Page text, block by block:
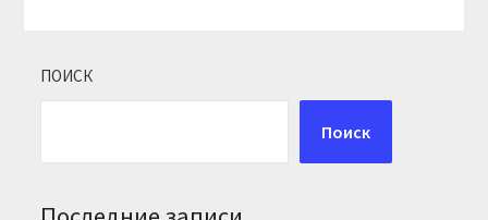
ПОИСК
Поиск